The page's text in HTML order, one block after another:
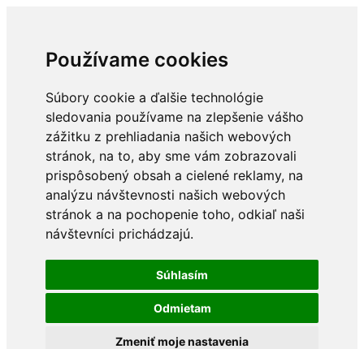
Používame cookies
Súbory cookie a ďalšie technológie
sledovania používame na zlepšenie vášho
zážitku z prehliadania našich webových
stránok, na to, aby sme vám zobrazovali
prispôsobený obsah a cielené reklamy, na
analýzu návštevnosti našich webových
stránok a na pochopenie toho, odkiaľ naši
návštevníci prichádzajú.
Súhlasím
Odmietam
Zmeniť moje nastavenia